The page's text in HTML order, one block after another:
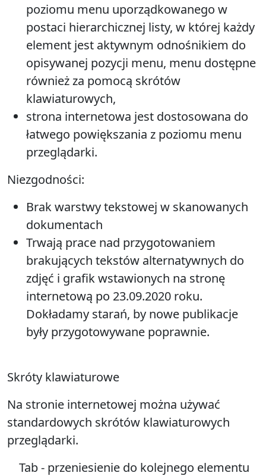
poziomu menu uporządkowanego w
postaci hierarchicznej listy, w której każdy
element jest aktywnym odnośnikiem do
opisywanej pozycji menu, menu dostępne
również za pomocą skrótów
klawiaturowych,
strona internetowa jest dostosowana do
łatwego powiększania z poziomu menu
przeglądarki.
Niezgodności:
Brak warstwy tekstowej w skanowanych
dokumentach
Trwają prace nad przygotowaniem
brakujących tekstów alternatywnych do
zdjęć i grafik wstawionych na stronę
internetową po 23.09.2020 roku.
Dokładamy starań, by nowe publikacje
były przygotowywane poprawnie.
Skróty klawiaturowe
Na stronie internetowej można używać
standardowych skrótów klawiaturowych
przeglądarki.
Tab - przeniesienie do kolejnego elementu